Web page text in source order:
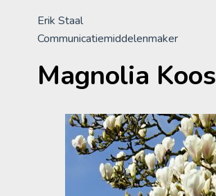
Erik Staal
Communicatiemiddelenmaker
Magnolia Koos